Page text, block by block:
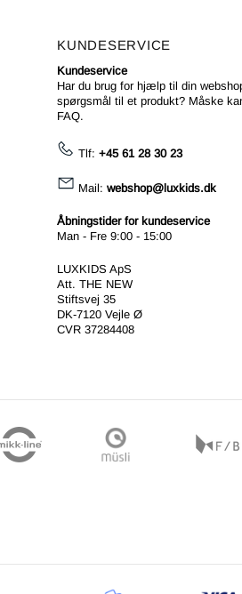
KUNDESERVICE
Kundeservice
Har du brug for hjælp til din
spørgsmål til et produkt? Måske
FAQ.
Tlf: +45 61 28 30 23
Mail: webshop@luxkids.dk
Åbningstider for kundeservice
Man - Fre 9:00 - 15:00
LUXKIDS ApS
Att. THE NEW
Stiftsvej 35
DK-7120 Vejle Ø
CVR 37284408